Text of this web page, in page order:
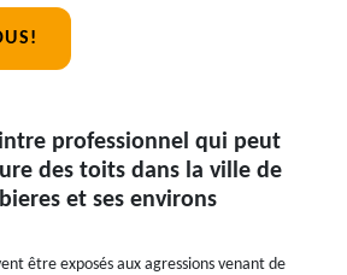
professionnel qui peut
des toits dans la ville de
et ses environs
être exposés aux agressions venant de